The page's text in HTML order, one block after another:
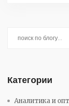
Категории
Аналитика и